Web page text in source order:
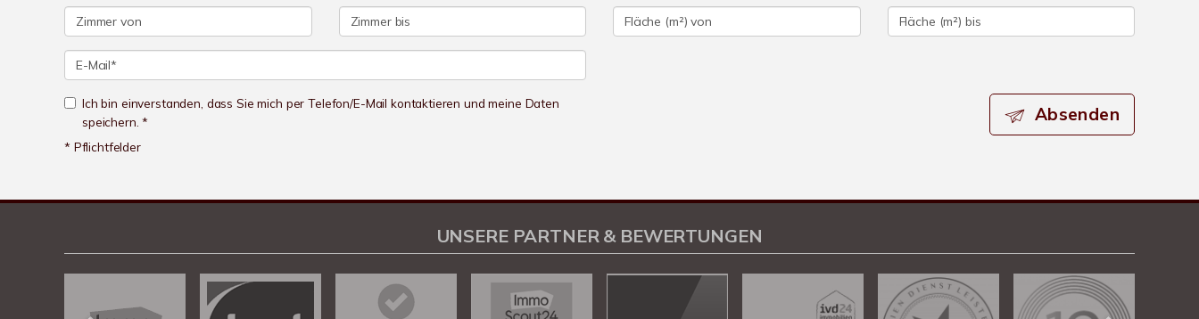
Ich bin einverstanden, dass Sie mich per Telefon/E-Mail kontaktieren und meine Daten
speichern. *
* Pflichtfelder
Absenden
UNSERE PARTNER & BEWERTUNGEN
100%
Empfehlungen auf
ProvenExpert.com
SEHR GUT
4,78 / 5,00